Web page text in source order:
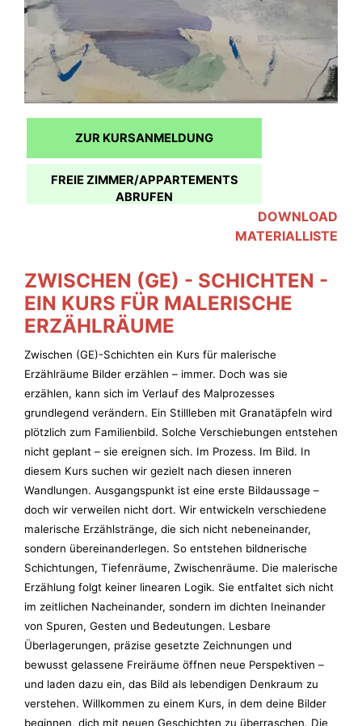
ZUR KURSANMELDUNG
FREIE ZIMMER/APPARTEMENTS
ABRUFEN
DOWNLOAD
MATERIALLISTE
ZWISCHEN (GE) - SCHICHTEN -
EIN KURS FÜR MALERISCHE
ERZÄHLRÄUME
Zwischen (GE)-Schichten ein Kurs für malerische
Erzählräume Bilder erzählen – immer. Doch was sie
erzählen, kann sich im Verlauf des Malprozesses
grundlegend verändern. Ein Stillleben mit Granatäpfeln wird
plötzlich zum Familienbild. Solche Verschiebungen entstehen
nicht geplant – sie ereignen sich. Im Prozess. Im Bild. In
diesem Kurs suchen wir gezielt nach diesen inneren
Wandlungen. Ausgangspunkt ist eine erste Bildaussage –
doch wir verweilen nicht dort. Wir entwickeln verschiedene
malerische Erzählstränge, die sich nicht nebeneinander,
sondern übereinanderlegen. So entstehen bildnerische
Schichtungen, Tiefenräume, Zwischenräume. Die malerische
Erzählung folgt keiner linearen Logik. Sie entfaltet sich nicht
im zeitlichen Nacheinander, sondern im dichten Ineinander
von Spuren, Gesten und Bedeutungen. Lesbare
Überlagerungen, präzise gesetzte Zeichnungen und
bewusst gelassene Freiräume öffnen neue Perspektiven –
und laden dazu ein, das Bild als lebendigen Denkraum zu
verstehen. Willkommen zu einem Kurs, in dem deine Bilder
beginnen, dich mit neuen Geschichten zu überraschen. Die